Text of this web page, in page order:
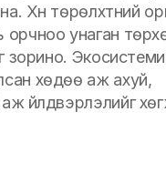
Хүн төрөлхтний
орчноо унаган
зорино.
хөдөө аж ахуй,
үйлдвэрлэлийг